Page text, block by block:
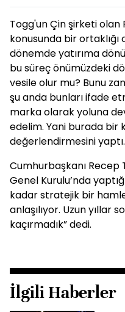
Togg'un Çin şirketi
konusunda bir
dönemde yatırıma
bu süreç önümüzdeki
vesile olur mu? Bunu
şu anda bunları ifade
marka olarak yoluna
edelim. Yani burada bir
değerlendirmesini yaptı.
Cumhurbaşkanı Recep
Genel Kurulu’nda
kadar stratejik bir
anlaşılıyor. Uzun yıllar
kaçırmadık” dedi.
İlgili Haberler